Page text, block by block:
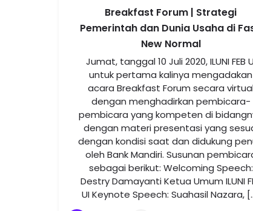
Breakfast Forum | Strategi
Pemerintah dan Dunia Usaha di
New Normal
Jumat, tanggal 10 Juli 2020, ILUNI FEB
untuk pertama kalinya mengadakan
acara Breakfast Forum secara
dengan menghadirkan pembicara-
pembicara yang kompeten di
dengan materi presentasi yang
dengan kondisi saat dan didukung
oleh Bank Mandiri. Susunan
sebagai berikut: Welcoming Speech:
Destry Damayanti Ketua Umum ILUNI
UI Keynote Speech: Suahasil Nazara,